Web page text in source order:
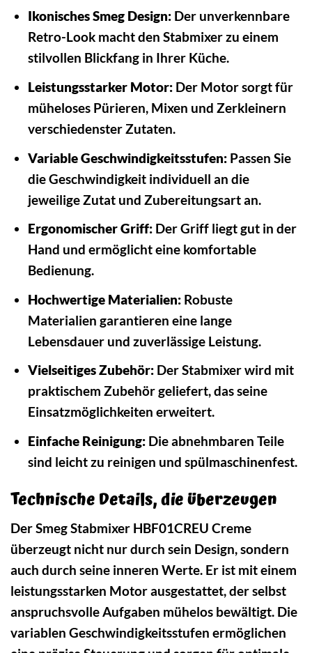
Ikonisches Smeg Design:Der unverkennbare
Retro-Look macht den Stabmixer zu einem
stilvollen Blickfang in Ihrer Küche.
Leistungsstarker Motor:Der Motor sorgt für
müheloses Pürieren, Mixen und Zerkleinern
verschiedenster Zutaten.
Variable Geschwindigkeitsstufen:Passen Sie
die Geschwindigkeit individuell an die
jeweilige Zutat und Zubereitungsart an.
Ergonomischer Griff:Der Griff liegt gut in der
Hand und ermöglicht eine komfortable
Bedienung.
Hochwertige Materialien:Robuste
Materialien garantieren eine lange
Lebensdauer und zuverlässige Leistung.
Vielseitiges Zubehör:Der Stabmixer wird mit
praktischem Zubehör geliefert, das seine
Einsatzmöglichkeiten erweitert.
Einfache Reinigung:Die abnehmbaren Teile
sind leicht zu reinigen und spülmaschinenfest.
Technische Details, die überzeugen
Der Smeg Stabmixer HBF01CREU Creme
überzeugt nicht nur durch sein Design, sondern
auch durch seine inneren Werte. Er ist mit einem
leistungsstarken Motor ausgestattet, der selbst
anspruchsvolle Aufgaben mühelos bewältigt. Die
variablen Geschwindigkeitsstufen ermöglichen